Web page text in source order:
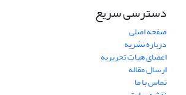
دسترسی سریع
صفحه اصلی
درباره نشریه
اعضای هیات تحریریه
ارسال مقاله
تماس با ما